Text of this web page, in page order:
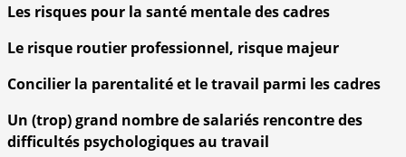
Les risques pour la santé mentale des cadres
Le risque routier professionnel, risque majeur
Concilier la parentalité et le travail parmi les cadres
Un (trop) grand nombre de salariés rencontre des
difficultés psychologiques au travail